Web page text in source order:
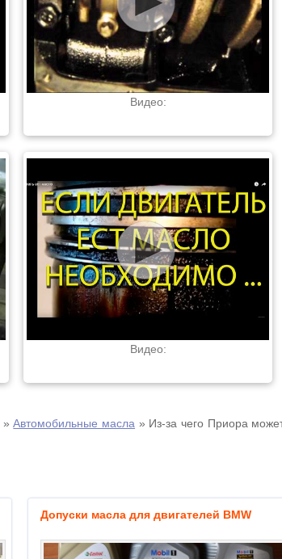
Видео:
Видео:
»Автомобильные масла » Из-за чего Приора
Допуски масла для двигателей BMW